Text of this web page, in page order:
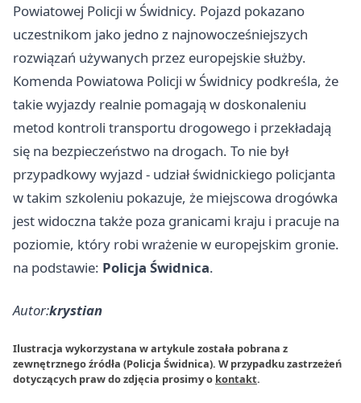
Powiatowej Policji w Świdnicy. Pojazd pokazano
uczestnikom jako jedno z najnowocześniejszych
rozwiązań używanych przez europejskie służby.
Komenda Powiatowa Policji w Świdnicy podkreśla, że
takie wyjazdy realnie pomagają w doskonaleniu
metod kontroli transportu drogowego i przekładają
się na bezpieczeństwo na drogach. To nie był
przypadkowy wyjazd - udział świdnickiego policjanta
w takim szkoleniu pokazuje, że miejscowa drogówka
jest widoczna także poza granicami kraju i pracuje na
poziomie, który robi wrażenie w europejskim gronie.
na podstawie: Policja Świdnica.
Autor:krystian
Ilustracja wykorzystana w artykule została pobrana z
zewnętrznego źródła (Policja Świdnica). W przypadku zastrzeżeń
dotyczących praw do zdjęcia prosimy o kontakt.